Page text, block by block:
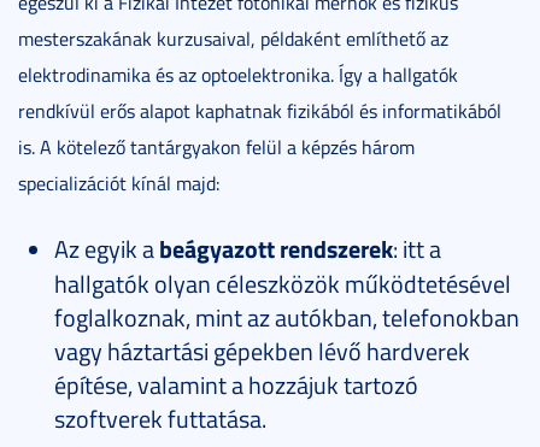
mesterszakának kurzusaival, példaként említhető az
elektrodinamika és az optoelektronika. Így a hallgatók
rendkívül erős alapot kaphatnak fizikából és informatikából
is. A kötelező tantárgyakon felül a képzés három
specializációt kínál majd:
Az egyik a beágyazott rendszerek: itt a
hallgatók olyan céleszközök működtetésével
foglalkoznak, mint az autókban, telefonokban
vagy háztartási gépekben lévő hardverek
építése, valamint a hozzájuk tartozó
szoftverek futtatása.